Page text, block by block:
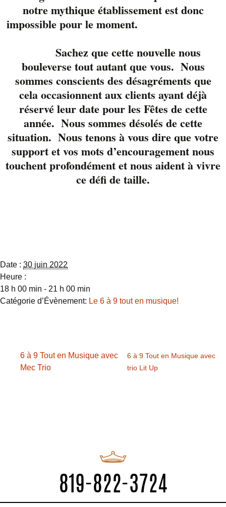
Yannick Viens, un
musicien accompli qui
ne cesse de nous
versatile, une voix
teinté de nuances mais
surtout un gars fort
sympathique.
Accompagné de son
acolyte guitariste
Stéphane Charland, il
nous offre un moment
musical parfait pour
terminer la journée
Date : 30 juin 2022
Heure :
18 h 00 min - 21 h 00 min
Catégorie d’Évènement: Le 6 à 9 tout en musique!
6 à 9 Tout en Musique avec
Mec Trio
6 à 9 Tout en Musique avec
trio Lit Up
819-822-3724
notre mythique établissement est donc
impossible pour le moment.
Sachez que cette nouvelle nous
bouleverse tout autant que vous. Nous
sommes conscients des désagréments que
cela occasionnent aux clients ayant déjà
réservé leur date pour les Fêtes de cette
année. Nous sommes désolés de cette
situation. Nous tenons à vous dire que votre
support et vos mots d’encouragement nous
touchent profondément et nous aident à vivre
ce défi de taille.